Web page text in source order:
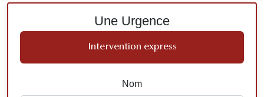
Une Urgence
Intervention express
Nom